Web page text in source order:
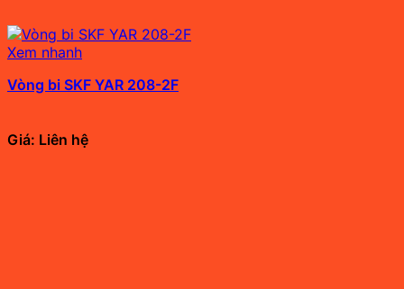
Xem nhanh
Vòng bi SKF YAR 208-2F
Giá: Liên hệ